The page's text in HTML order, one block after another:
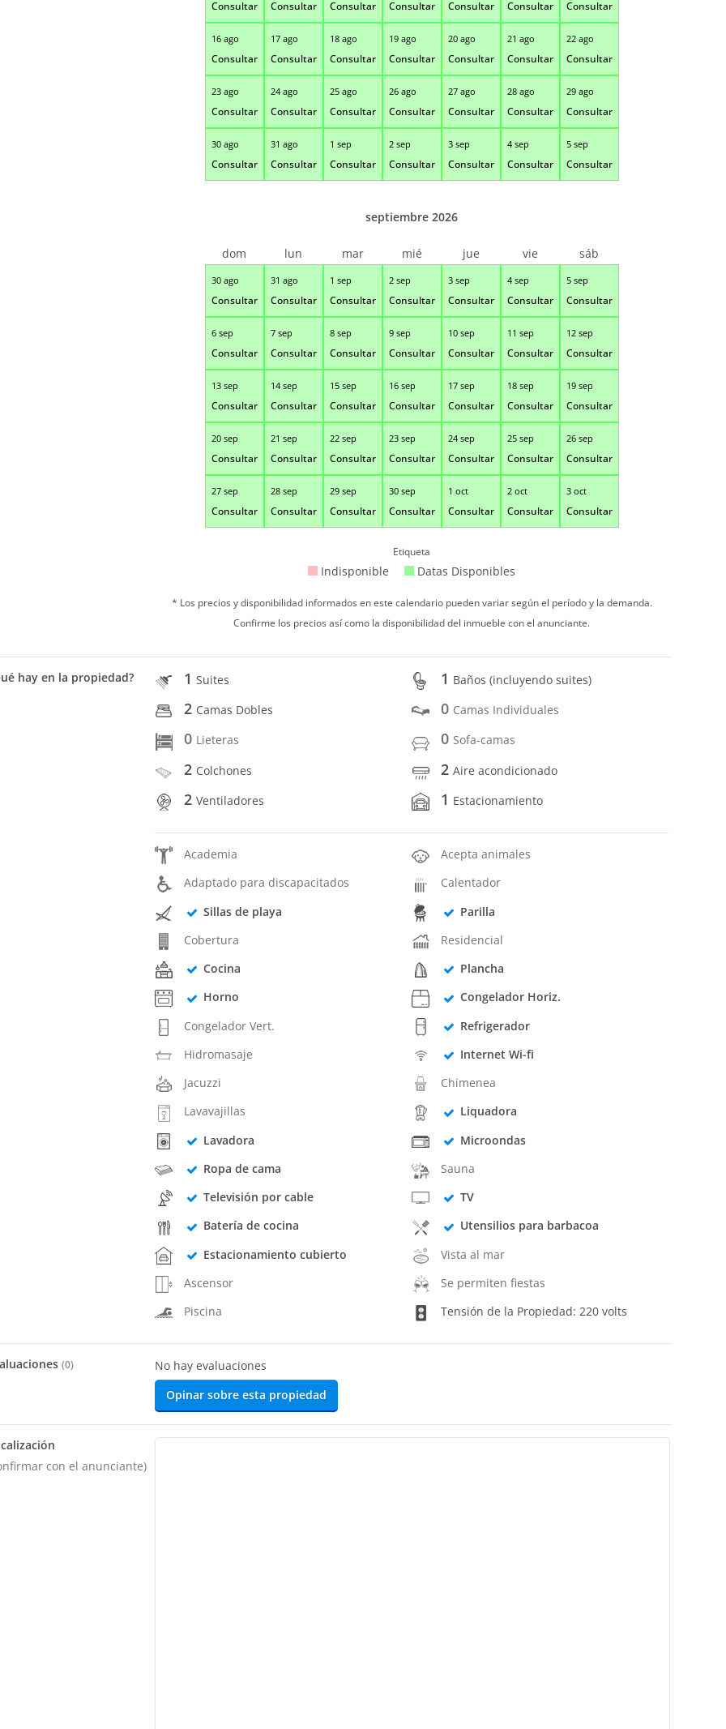
Consultar Consultar Consultar Consultar Consultar Consultar Consultar
16 ago
Consultar
17 ago
Consultar
18 ago
Consultar
19 ago
Consultar
20 ago
Consultar
21 ago
Consultar
22 ago
Consultar
23 ago
Consultar
24 ago
Consultar
25 ago
Consultar
26 ago
Consultar
27 ago
Consultar
28 ago
Consultar
29 ago
Consultar
30 ago
Consultar
31 ago
Consultar
1 sep
Consultar
2 sep
Consultar
3 sep
Consultar
4 sep
Consultar
5 sep
Consultar
30 ago
Consultar
31 ago
Consultar
1 sep
Consultar
2 sep
Consultar
3 sep
Consultar
4 sep
Consultar
5 sep
Consultar
6 sep
Consultar
7 sep
Consultar
8 sep
Consultar
9 sep
Consultar
10 sep
Consultar
11 sep
Consultar
12 sep
Consultar
13 sep
Consultar
14 sep
Consultar
15 sep
Consultar
16 sep
Consultar
17 sep
Consultar
18 sep
Consultar
19 sep
Consultar
20 sep
Consultar
21 sep
Consultar
22 sep
Consultar
23 sep
Consultar
24 sep
Consultar
25 sep
Consultar
26 sep
Consultar
27 sep
Consultar
28 sep
Consultar
29 sep
Consultar
30 sep
Consultar
1 oct
Consultar
2 oct
Consultar
3 oct
Consultar
septiembre 2026
dom lun mar mié jue vie sáb
Etiqueta
Indisponible Datas Disponibles
* Los precios y disponibilidad informados en este calendario pueden variar según el período y la demanda.
Confirme los precios así como la disponibilidad del inmueble con el anunciante.
hay en la propiedad? 1Suites 1 Baños (incluyendo suites)
2 Camas Dobles 0 Camas Individuales
0 Lieteras 0 Sofa-camas
2 Colchones 2Aire acondicionado
2Ventiladores 1 Estacionamiento
Academia
Acepta animales
Adaptado para discapacitados
Calentador
Sillas de playa
Parilla
Cobertura
Residencial
Cocina
Plancha
Horno
Congelador Horiz.
Congelador Vert.
Refrigerador
Hidromasaje
Internet Wi-fi
Jacuzzi
Chimenea
Lavavajillas
Liquadora
Lavadora
Microondas
Ropa de cama
Sauna
Televisión por cable
TV
Batería de cocina
Utensilios para barbacoa
Estacionamiento cubierto
Vista al mar
Ascensor
Se permiten fiestas
Piscina
Tensión de la Propiedad: 220 volts
(0)
No hay evaluaciones
Opinar sobre esta propiedad
con el anunciante)